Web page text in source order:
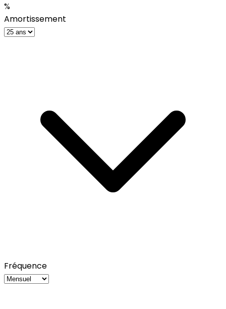
%
Amortissement
Fréquence